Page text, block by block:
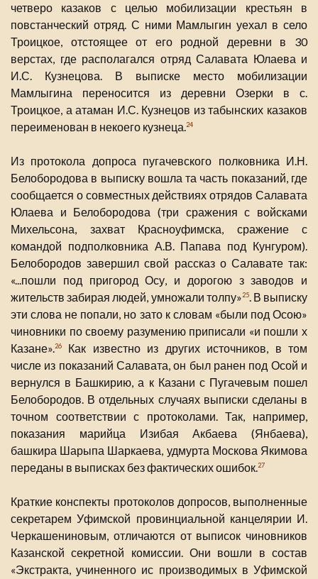
четверо казаков с целью мобилизации крестьян в
повстанческий отряд. С ними Мамлыгин уехал в село
Троицкое, отстоящее от его родной деревни в 30
верстах, где располагался отряд Салавата Юлаева и
И.С. Кузнецова. В выписке место мобилизации
Мамлыгина переносится из деревни Озерки в с.
Троицкое, а атаман И.С. Кузнецов из табынских казаков
переименован в некоего кузнеца.24
Из протокола допроса пугачевского полковника И.Н.
Белобородова в выписку вошла та часть показаний, где
сообщается о совместных действиях отрядов Салавата
Юлаева и Белобородова (три сражения с войсками
Михельсона, захват Красноуфимска, сражение с
командой подполковника А.В. Папава под Кунгуром).
Белобородов завершил свой рассказ о Салавате так:
«...пошли под пригород Осу, и дорогою з заводов и
жительств забирая людей, умножали толпу»25. В выписку
эти слова не попали, но зато к словам «были под Осою»
чиновники по своему разумению приписали «и пошли х
Казане».26
Как известно из других источников, в том
числе из показаний Салавата, он был ранен под Осой и
вернулся в Башкирию, а к Казани с Пугачевым пошел
Белобородов. В отдельных случаях выписки сделаны в
точном соответствии с протоколами. Так, например,
показания марийца Изибая Акбаева (Янбаева),
башкира Шарыпа Шаркаева, удмурта Москова Якимова
переданы в выписках без фактических ошибок.27
Краткие конспекты протоколов допросов, выполненные
секретарем Уфимской провинциальной канцелярии И.
Черкашениновым, отличаются от выписок чиновников
Казанской секретной комиссии. Они вошли в состав
«Экстракта, учиненного ис производимых в Уфимской